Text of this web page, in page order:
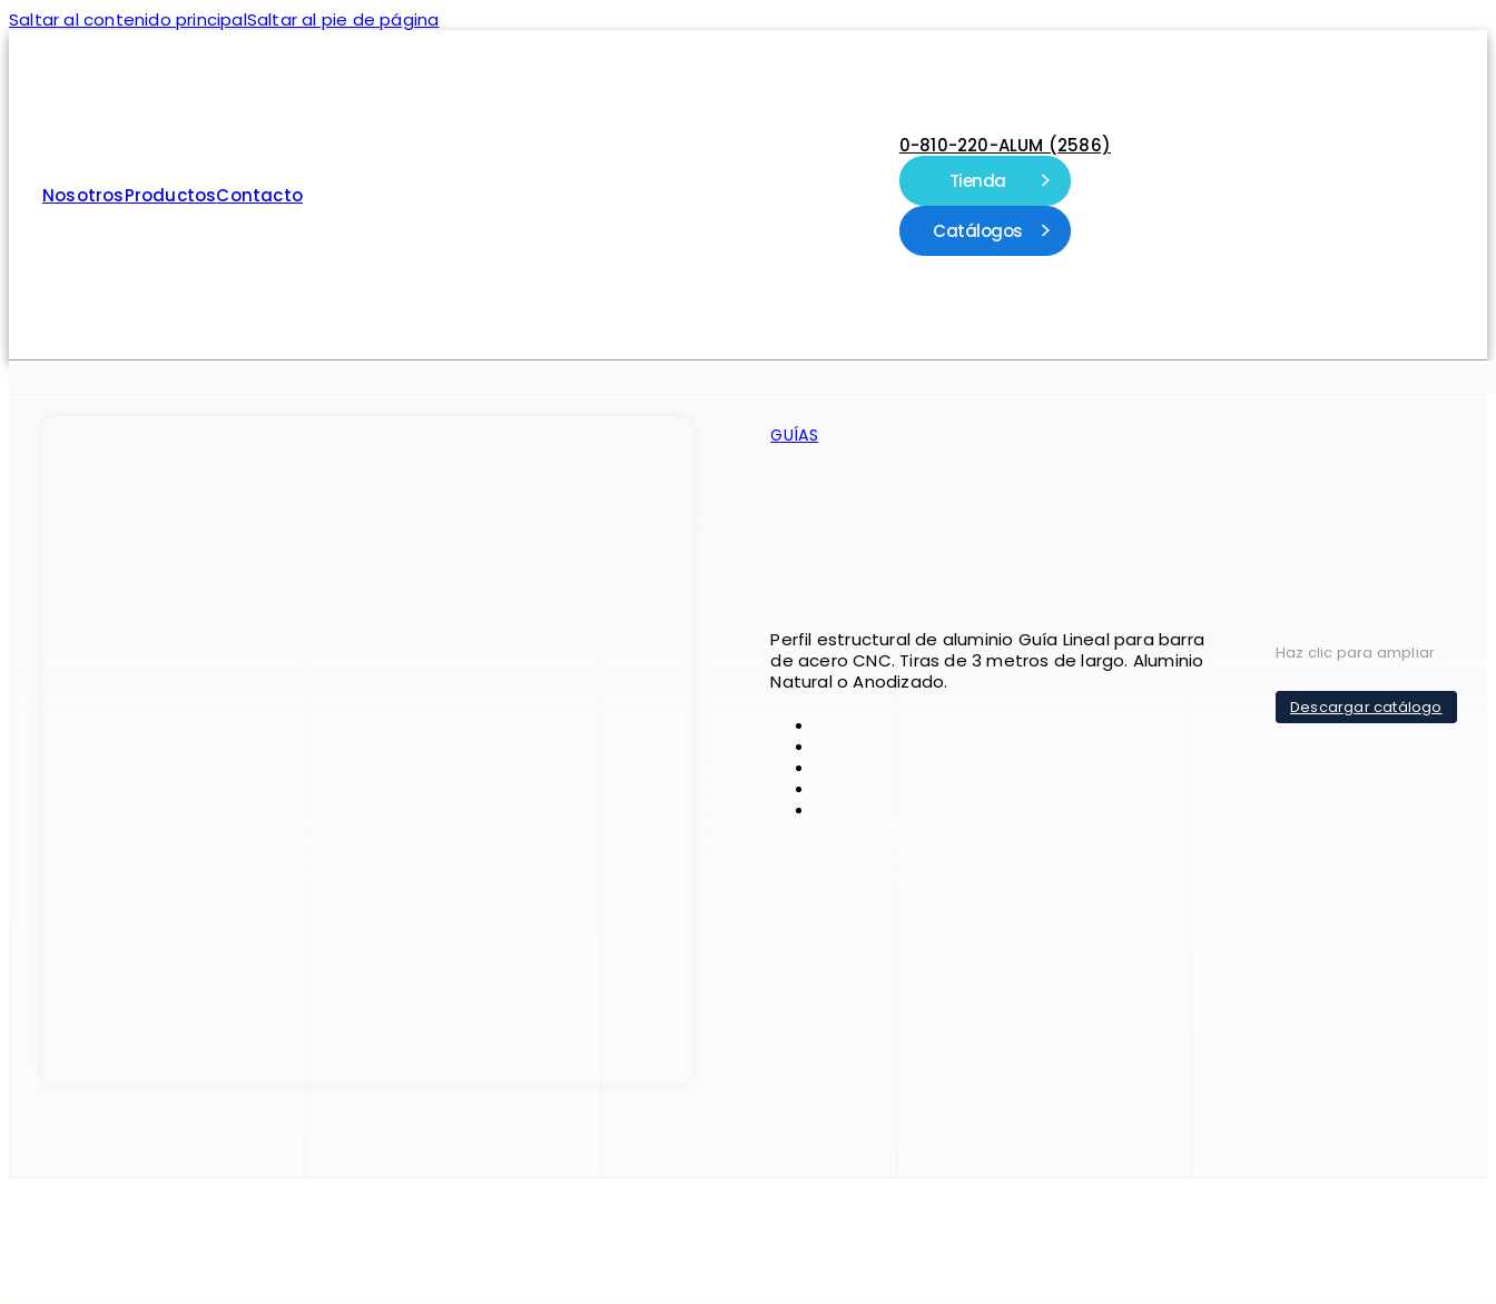
Saltar al contenido principalSaltar al pie de página
NosotrosProductosContacto
0-810-220-ALUM (2586)
Tienda
Catálogos
GUÍAS
Perfil estructural de aluminio Guía Lineal para barra
de acero CNC. Tiras de 3 metros de largo. Aluminio
Natural o Anodizado.
Haz clic para ampliar
Descargar catálogo